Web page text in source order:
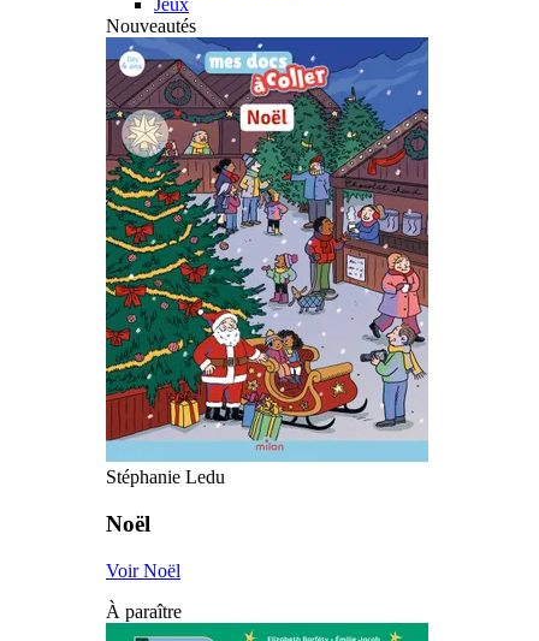
Jeux
Nouveautés
Stéphanie Ledu
Noël
Voir Noël
À paraître